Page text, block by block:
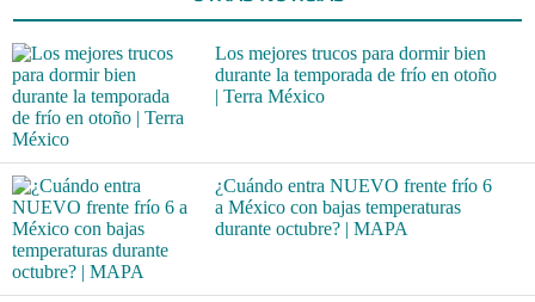
Los mejores trucos para dormir bien
durante la temporada de frío en otoño
| Terra México
¿Cuándo entra NUEVO frente frío 6
a México con bajas temperaturas
durante octubre? | MAPA